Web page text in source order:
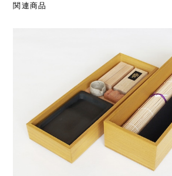
関連商品